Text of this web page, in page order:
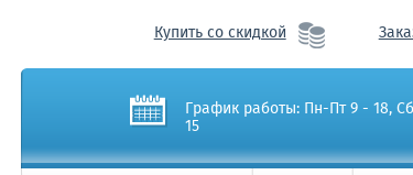
Купить со скидкой
График работы: Пн-Пт 9 - 18,
15